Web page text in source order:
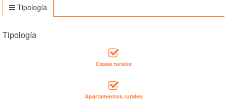
Tipología
Tipología
Casas rurales
Apartamentos rurales